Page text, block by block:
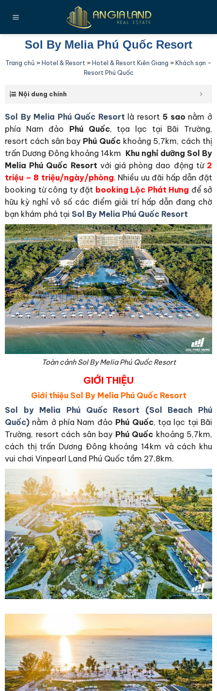
qua
Sol By Melia Phú Quốc Resort
Trang chủ »Hotel & Resort »Hotel & Resort Kiên Giang »Khách sạn -
Resort Phú Quốc
Nội dung chính
Sol By Melia Phú Quốc Resort là resort5 sao nằm ở
phía Nam đảo Phú Quốc, tọa lạc tại Bãi Trường,
resort cách sân bay Phú Quốckhoảng 5,7km, cách thị
trấn Dương Đông khoảng 14km Khu nghỉ dưỡng Sol By
Melia Phú Quốc Resort với giá phòng dao động từ 2
triệu – 8 triệu/ngày/phòng. Nhiều ưu đãi hấp dẫn đặt
booking từ công ty đặt booking Lộc Phát Hưng để sở
hữu kỳ nghỉ vô số các điểm giải trí hấp dẫn đang chờ
bạn khám phá tại Sol By Melia Phú Quốc Resort
Toàn cảnh Sol By Melia Phú Quốc Resort
GIỚI THIỆU
Giới thiệu Sol By Melia Phú Quốc Resort
Sol by Melia Phú Quốc Resort (Sol Beach Phú
Quốc) nằm ở phía Nam đảo Phú Quốc, tọa lạc tại Bãi
Trường, resort cách sân bay Phú Quốc khoảng 5,7km,
cách thị trấn Dương Đông khoảng 14km và cách khu
vui chơi Vinpearl Land Phú Quốc tầm 27,8km.